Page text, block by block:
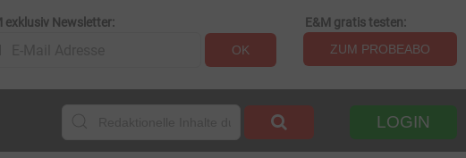
exklusiv Newsletter:
OK
E&M gratis testen:
ZUM PROBEABO
LOGIN